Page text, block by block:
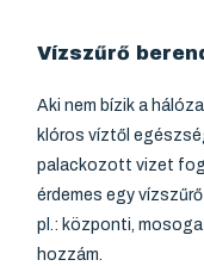
Vízszűrő
Aki nem bízik a
klóros víztől
palackozott vizet
érdemes egy
pl.: központi,
hozzám.